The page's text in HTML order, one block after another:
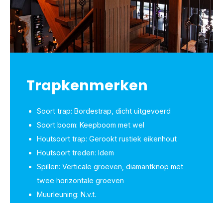
Trapkenmerken
Soort trap: Bordestrap, dicht uitgevoerd
Soort boom: Keepboom met wel
Houtsoort trap: Gerookt rustiek eikenhout
Houtsoort treden: Idem
Spillen: Verticale groeven, diamantknop met
twee horizontale groeven
Muurleuning: N.v.t.